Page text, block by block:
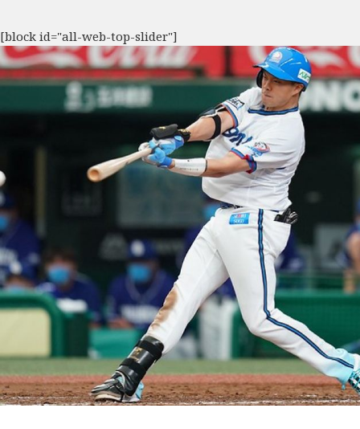
[block id="all-web-top-slider"]